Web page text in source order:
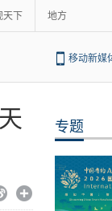
天下 地方
移动新媒
专题